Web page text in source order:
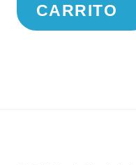
$
CARRITO